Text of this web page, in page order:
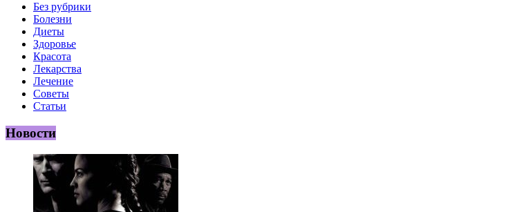
Без рубрики
Болезни
Диеты
Здоровье
Красота
Лекарства
Лечение
Советы
Статьи
Новости